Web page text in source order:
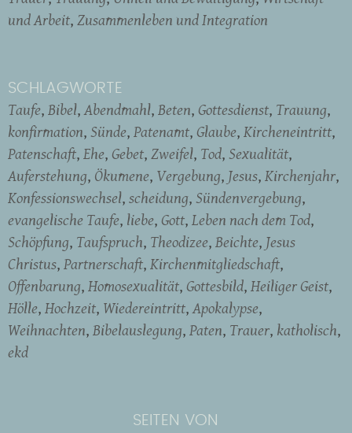
und Arbeit Zusammenleben und Integration
SCHLAGWORTE
Taufe Bibel Abendmahl Beten Gottesdienst Trauung
konfirmation Sünde Patenamt Glaube Kircheneintritt
Patenschaft Ehe Gebet Zweifel Tod Sexualität
Auferstehung Ökumene Vergebung Jesus Kirchenjahr
Konfessionswechsel scheidung Sündenvergebung
evangelische Taufe liebe Gott Leben nach dem Tod
Schöpfung Taufspruch Theodizee Beichte Jesus
Christus Partnerschaft Kirchenmitgliedschaft
Offenbarung Homosexualität Gottesbild Heiliger Geist
Hölle Hochzeit Wiedereintritt Apokalypse
Weihnachten Bibelauslegung Paten Trauer katholisch
ekd
SEITEN VON